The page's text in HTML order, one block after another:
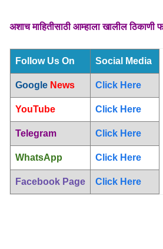
अशाच माहितीसाठी आम्हाला खालील
Follow Us On Social Media
Google News Click Here
YouTube Click Here
Telegram Click Here
WhatsApp Click Here
Facebook Page Click Here